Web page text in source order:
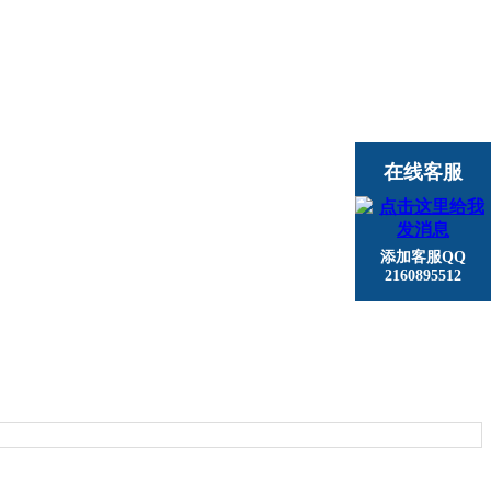
在线客服
添加客服QQ
2160895512